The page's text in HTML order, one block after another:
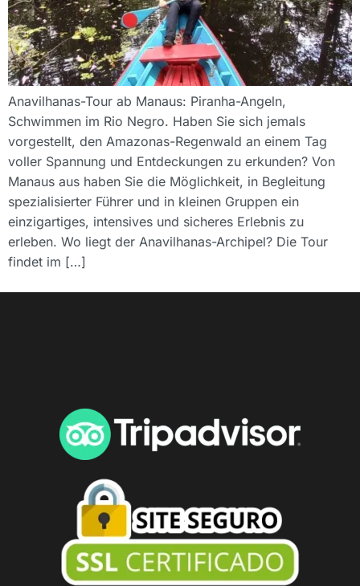
Anavilhanas-Tour ab Manaus: Piranha-Angeln,
Schwimmen im Rio Negro. Haben Sie sich jemals
vorgestellt, den Amazonas-Regenwald an einem Tag
voller Spannung und Entdeckungen zu erkunden? Von
Manaus aus haben Sie die Möglichkeit, in Begleitung
spezialisierter Führer und in kleinen Gruppen ein
einzigartiges, intensives und sicheres Erlebnis zu
erleben. Wo liegt der Anavilhanas-Archipel? Die Tour
findet im […]